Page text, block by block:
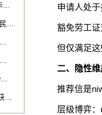
…
…
…
申请人处于推
豁免劳工证对
但仅满足这些
二、隐性
推荐信是niw
层级博弈‌：